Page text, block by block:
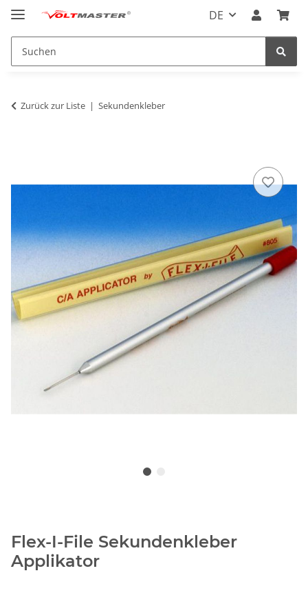
DE
Zurück zur Liste Sekundenkleber
Flex-I-File Sekundenkleber
Applikator